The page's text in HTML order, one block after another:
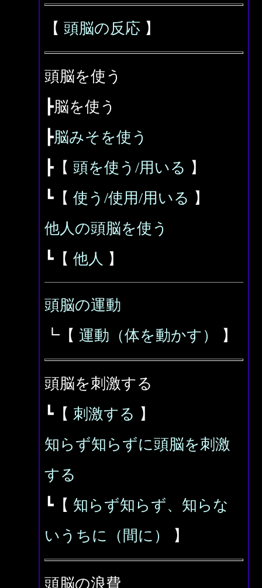
【 頭脳の反応 】
頭脳を使う
┣脳を使う
┣脳みそを使う
┣【 頭を使う/用いる 】
┗【 使う/使用/用いる 】
他人の頭脳を使う
┗【 他人 】
頭脳の運動
┗【 運動（体を動かす） 】
頭脳を刺激する
┗【 刺激する 】
知らず知らずに頭脳を刺激
する
┗【 知らず知らず、知らな
いうちに（間に）
】
頭脳の浪費